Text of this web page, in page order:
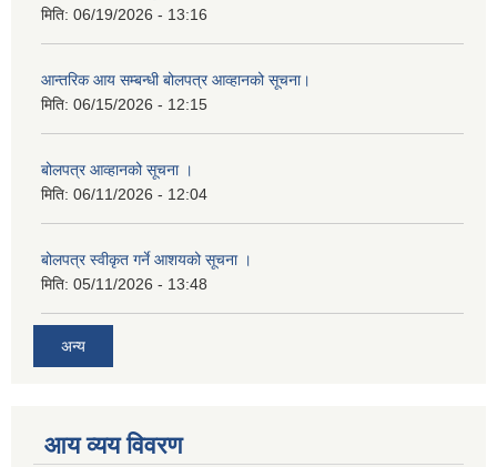
मिति: 06/19/2026 - 13:16
आन्तरिक आय सम्बन्धी बोलपत्र आव्हानको सूचना।
मिति: 06/15/2026 - 12:15
बोलपत्र आव्हानको सूचना ।
मिति: 06/11/2026 - 12:04
बोलपत्र स्वीकृत गर्ने आशयको सूचना ।
मिति: 05/11/2026 - 13:48
अन्य
आय व्यय विवरण